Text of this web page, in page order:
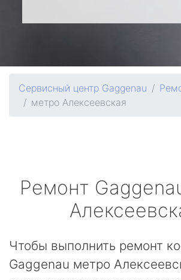
Сервисный центр Gaggenau
метро Алексеевская
Ремонт
Чтобы выполнить ремонт
Gaggenau метро